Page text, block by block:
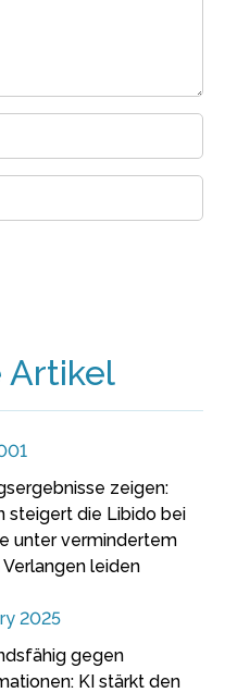
Artikel
zeigen:
steigert die Libido bei
unter vermindertem
leiden
2025
gegen
KI stärkt den